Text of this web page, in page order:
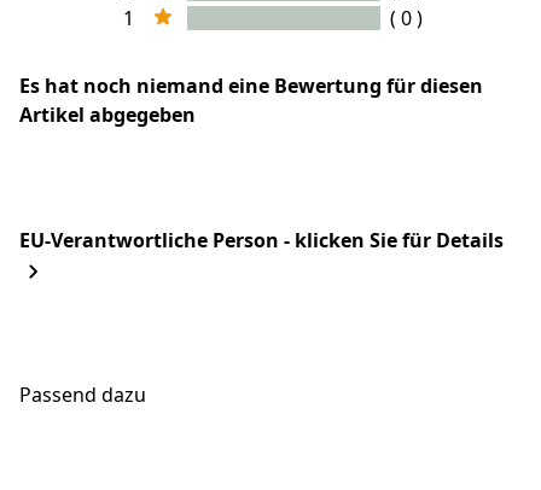
1
( 0 )
Es hat noch niemand eine Bewertung für diesen
Artikel abgegeben
EU-Verantwortliche Person - klicken Sie für Details
Passend dazu